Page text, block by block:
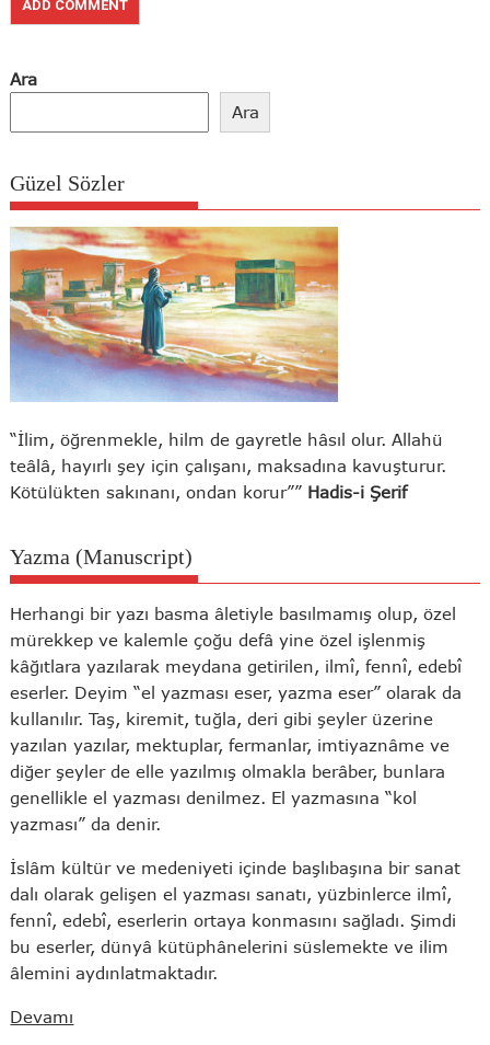
Ara
Ara
Güzel Sözler
“İlim, öğrenmekle, hilm de gayretle hâsıl olur. Allahü
teâlâ, hayırlı şey için çalışanı, maksadına kavuşturur.
Kötülükten sakınanı, ondan korur”” Hadis-i Şerif
Yazma (Manuscript)
Herhangi bir yazı basma âletiyle basılmamış olup, özel
mürekkep ve kalemle çoğu defâ yine özel işlenmiş
kâğıtlara yazılarak meydana getirilen, ilmî, fennî, edebî
eserler. Deyim “el yazması eser, yazma eser” olarak da
kullanılır. Taş, kiremit, tuğla, deri gibi şeyler üzerine
yazılan yazılar, mektuplar, fermanlar, imtiyaznâme ve
diğer şeyler de elle yazılmış olmakla berâber, bunlara
genellikle el yazması denilmez. El yazmasına “kol
yazması” da denir.
İslâm kültür ve medeniyeti içinde başlıbaşına bir sanat
dalı olarak gelişen el yazması sanatı, yüzbinlerce ilmî,
fennî, edebî, eserlerin ortaya konmasını sağladı. Şimdi
bu eserler, dünyâ kütüphânelerini süslemekte ve ilim
âlemini aydınlatmaktadır.
Devamı